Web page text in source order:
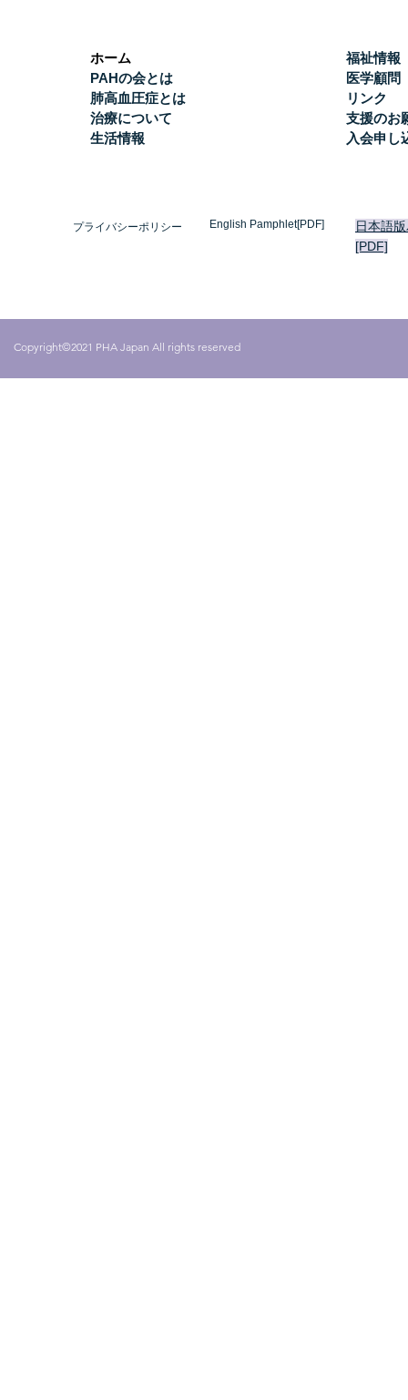
ホーム
PAHの会とは
肺高血圧症とは
治療について
生活情報
福祉情報
医学顧問
リンク
支援のお
入会申し
プライバシーポリシー English Pamphlet[PDF]
日本語
[PDF]
Copyright©2021 PHA Japan All rights reserved